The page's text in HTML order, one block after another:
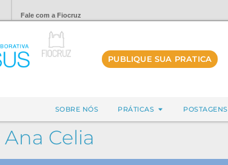
Fale com a Fiocruz
PUBLIQUE SUA PRATICA
SOBRE NÓS PRÁTICAS POSTAGENS
Ana Celia